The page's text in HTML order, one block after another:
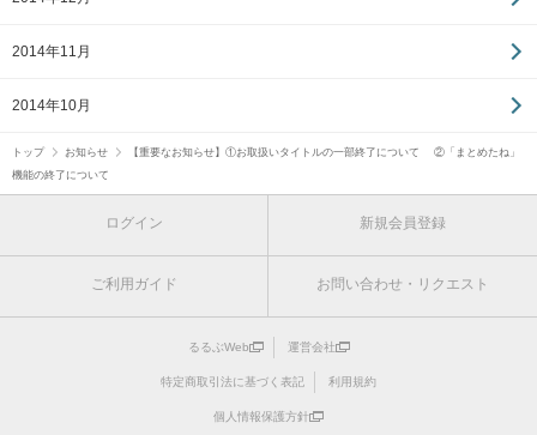
2014年11月
2014年10月
トップ お知らせ
【重要なお知らせ】①お取扱いタイトルの一部終了について ②「まとめたね」
機能の終了について
ログイン 新規会員登録
ご利用ガイド お問い合わせ・リクエスト
るるぶWeb 運営会社
特定商取引法に基づく表記 利用規約
個人情報保護方針